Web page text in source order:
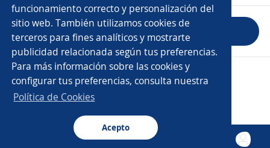
funcionamiento correcto y personalización del
sitio web. También utilizamos cookies de
terceros para fines analíticos y mostrarte
publicidad relacionada según tus preferencias.
Para más información sobre las cookies y
configurar tus preferencias, consulta nuestra
Política de Cookies
Acepto
Evaluar empresa
Copyright 2014 - 2026 DGNET LTD.
/